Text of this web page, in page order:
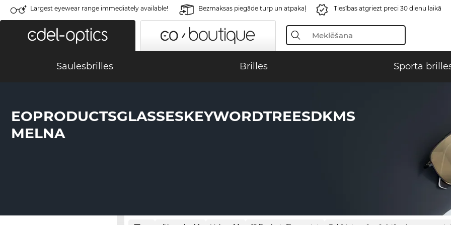
Largest eyewear range immediately available! Bezmaksas piegāde turp un atpakaļ Tiesības atgriezt preci 30 dienu laikā
Saulesbrilles Brilles Sporta
EOPRODUCTSGLASSESKEYWORDTREESDKMS
MELNA